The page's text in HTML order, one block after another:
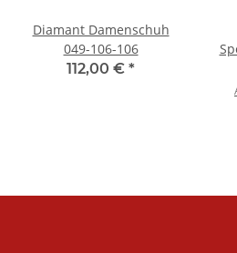
Diamant Damenschuh
049-106-106
112,00 € *